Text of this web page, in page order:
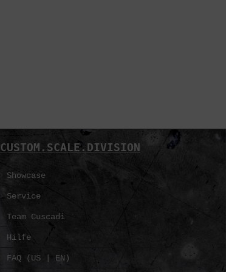
CUSTOM.SCALE.DIVISION
Showcase
Service
Team Cuscadi
Hilfe
FAQ (US | EN)